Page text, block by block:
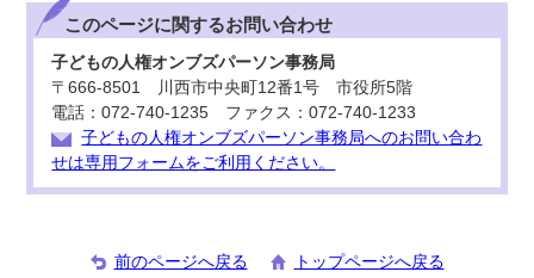
このページに関するお問い合わせ
子どもの人権オンブズパーソン事務局
〒666-8501 川西市中央町12番1号 市役所5階
電話：072-740-1235 ファクス：072-740-1233
子どもの人権オンブズパーソン事務局へのお問い合わ
せは専用フォームをご利用ください。
前のページへ戻る トップページへ戻る